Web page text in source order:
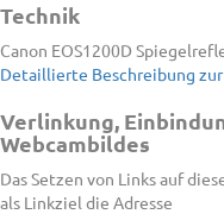
Technik
Canon EOS1200D
Detaillierte Beschreibung
Verlinkung,
Webcambildes
Das Setzen von Links auf
als Linkziel die Adresse